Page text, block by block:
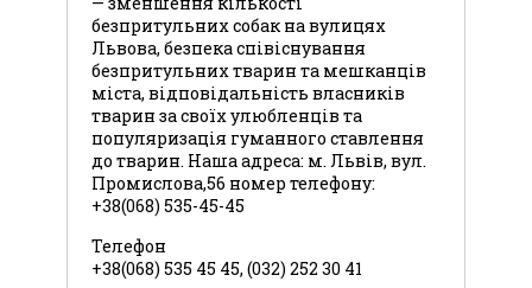
безпритульних собак на вулицях
Львова, безпека співіснування
безпритульних тварин та мешканців
міста, відповідальність власників
тварин за своїх улюбленців та
популяризація гуманного ставлення
до тварин. Наша адреса: м. Львів, вул.
Промислова,56 номер телефону:
+38(068) 535-45-45
Телефон
+38(068) 535 45 45, (032) 252 30 41